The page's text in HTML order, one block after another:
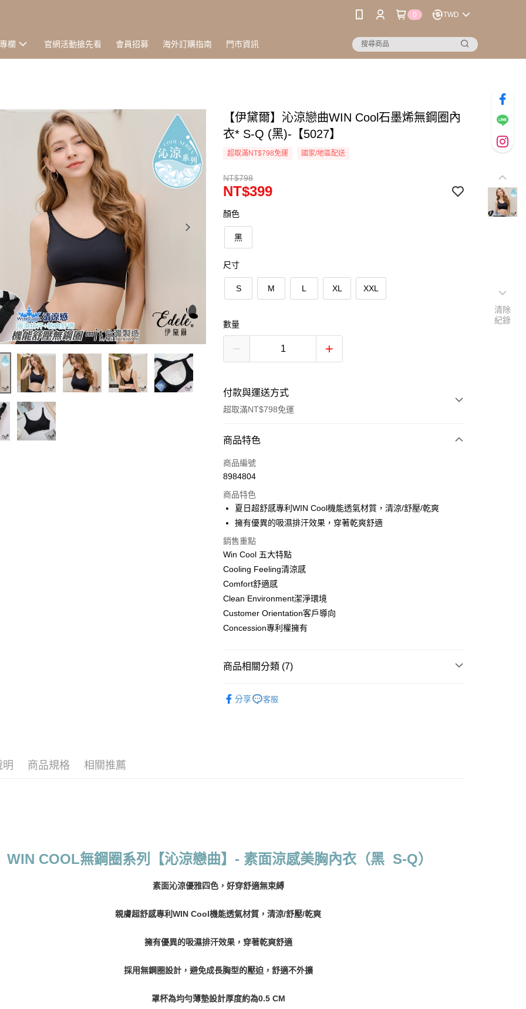
0 TWD
欄 官網活動搶先看 會員招募 海外訂購指南 門市資訊
【伊黛爾】沁涼戀曲WIN Cool石墨烯無鋼圈內
衣* S-Q (黑)-【5027】
超取滿NT$798免運 國家/地區配送
NT$798
NT$399
顏色
黑
尺寸
S M L XL XXL
數量
付款與運送方式
超取滿NT$798免運
付款方式
信用卡一次付款
LINE Pay
Apple Pay
街口支付
悠遊付
貨到付款
全家取貨付款
付款後7-11取貨
每筆NT$70，滿NT$799(含以上)免運費
離島宅配
貨到付款
商品特色
商品編號
8984804
商品特色
夏日超舒感專利WIN Cool機能透氣材質，清涼/舒壓/乾爽
擁有優異的吸濕排汗效果，穿著乾爽舒適
銷售重點
Win Cool 五大特點
Cooling Feeling清涼感
Comfort舒適感
Clean Environment潔淨環境
Customer Orientation客戶導向
Concession專利權擁有
商品相關分類 (7)
分享 客服
明 商品規格 相關推薦
WIN COOL無鋼圈系列【沁涼戀曲】- 素面涼感美胸內衣（黑 S-Q）
素面沁涼優雅四色，好穿舒適無束縛
親膚超舒感專利WIN Cool機能透氣材質，清涼/舒壓/乾爽
擁有優異的吸濕排汗效果，穿著乾爽舒適
採用無鋼圈設計，避免成長胸型的壓迫，舒適不外擴
罩杯為均勻薄墊設計厚度約為0.5 CM
清除
紀錄